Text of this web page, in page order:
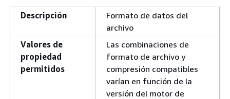
Descripción
Formato de datos del
archivo
Valores de
propiedad
permitidos
Las combinaciones de
formato de archivo y
compresión compatibles
varían en función de la
versión del motor de